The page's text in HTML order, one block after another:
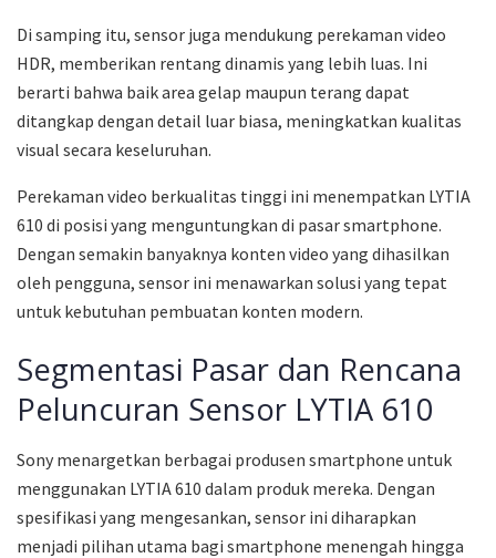
Di samping itu, sensor juga mendukung perekaman video
HDR, memberikan rentang dinamis yang lebih luas. Ini
berarti bahwa baik area gelap maupun terang dapat
ditangkap dengan detail luar biasa, meningkatkan kualitas
visual secara keseluruhan.
Perekaman video berkualitas tinggi ini menempatkan LYTIA
610 di posisi yang menguntungkan di pasar smartphone.
Dengan semakin banyaknya konten video yang dihasilkan
oleh pengguna, sensor ini menawarkan solusi yang tepat
untuk kebutuhan pembuatan konten modern.
Segmentasi Pasar dan Rencana
Peluncuran Sensor LYTIA 610
Sony menargetkan berbagai produsen smartphone untuk
menggunakan LYTIA 610 dalam produk mereka. Dengan
spesifikasi yang mengesankan, sensor ini diharapkan
menjadi pilihan utama bagi smartphone menengah hingga